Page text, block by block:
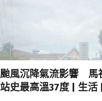
颱風沉降氣流影響 馬
站史最高溫37度 | 生活